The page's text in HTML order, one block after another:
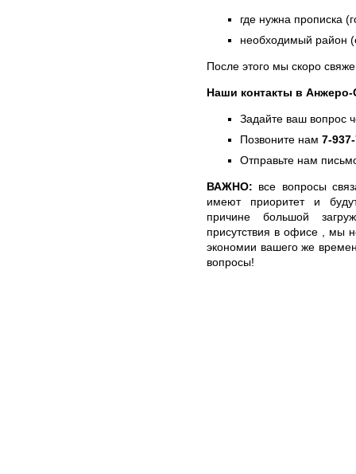
где нужна прописка
необходимый район
После этого мы скоро
Наши контакты в Анжеро-
Задайте ваш вопрос
Позвоните нам 7-
Отправьте нам
ВАЖНО: все вопросы
имеют приоритет и
причине большой
присутствия в офисе , мы
экономии вашего же
вопросы!